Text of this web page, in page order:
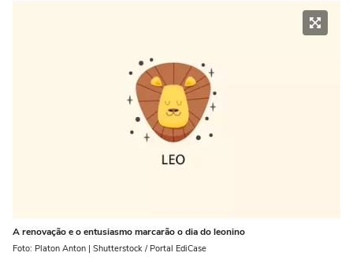
A renovação e o entusiasmo marcarão o dia do leonino
Foto: Platon Anton | Shutterstock / Portal EdiCase